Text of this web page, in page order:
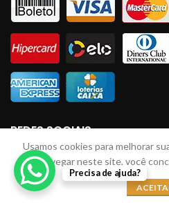
REDES SOCIAIS
LINHAS JM 2023 Todos direitos
Usamos cookies para melhorar
Ao navegar neste site, você
Precisa de ajuda?